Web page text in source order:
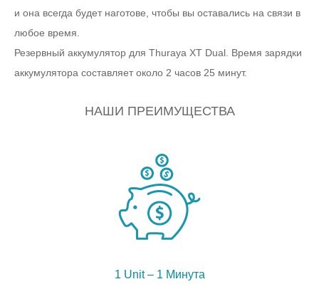
и она всегда будет наготове, чтобы вы оставались на связи в
любое время.
Резервный аккумулятор для Thuraya XT Dual. Время зарядки
аккумулятора составляет около 2 часов 25 минут.
НАШИ ПРЕИМУЩЕСТВА
1 Unit – 1 Минута